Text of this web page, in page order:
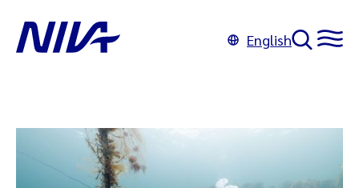
English